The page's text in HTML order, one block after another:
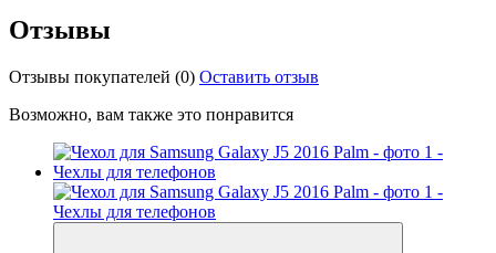
Отзывы
Отзывы покупателей (0) Оставить отзыв
Возможно, вам также это понравится